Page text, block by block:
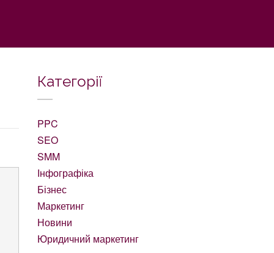
Категорії
PPC
SEO
SMM
Інфографіка
Бізнес
Маркетинг
Новини
Юридичний маркетинг